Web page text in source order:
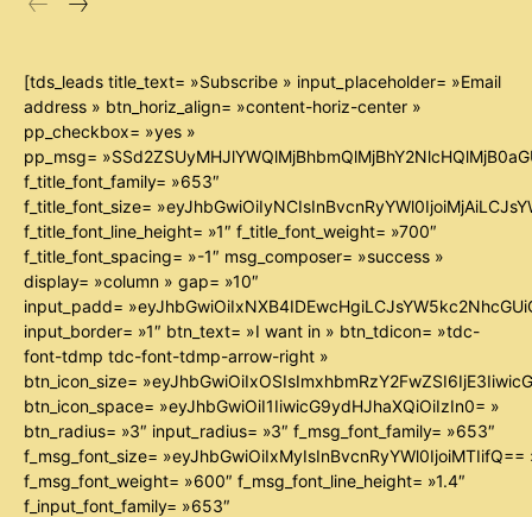
[tds_leads title_text= »Subscribe » input_placeholder= »Email
address » btn_horiz_align= »content-horiz-center »
pp_checkbox= »yes »
pp_msg=
f_title_font_family= »653″
f_title_font_size=
f_title_font_line_height= »1″ f_title_font_weight= »700″
f_title_font_spacing= »-1″ msg_composer= »success »
display= »column » gap= »10″
input_padd=
input_border= »1″ btn_text= »I want in » btn_tdicon= »tdc-
font-tdmp tdc-font-tdmp-arrow-right »
btn_icon_size=
btn_icon_space= »eyJhbGwiOiI1IiwicG9ydHJhaXQiOiIzIn0= »
btn_radius= »3″ input_radius= »3″ f_msg_font_family= »653″
f_msg_font_size= »eyJhbGwiOiIxMyIsInBvcnRyYWl0IjoiMTIifQ==
f_msg_font_weight= »600″ f_msg_font_line_height= »1.4″
f_input_font_family= »653″